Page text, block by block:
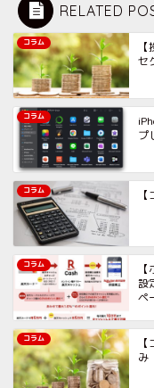
RELATED
コラム
セ
コラム
プ
コラム
コラム
設
ペ
コラム
み